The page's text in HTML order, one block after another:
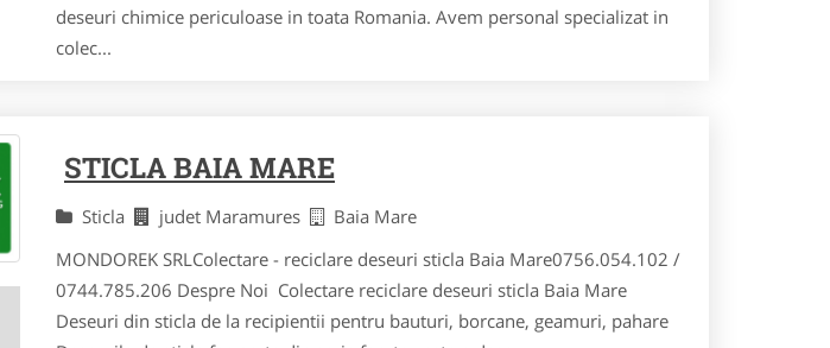
deseuri chimice periculoase in toata Romania. Avem personal specializat in
colec...
STICLA BAIA MARE
Sticla judet Maramures
Baia Mare
MONDOREK SRLColectare - reciclare deseuri sticla Baia Mare0756.054.102 /
0744.785.206 Despre Noi Colectare reciclare deseuri sticla Baia Mare
Deseuri din sticla de la recipientii pentru bauturi, borcane, geamuri, pahare